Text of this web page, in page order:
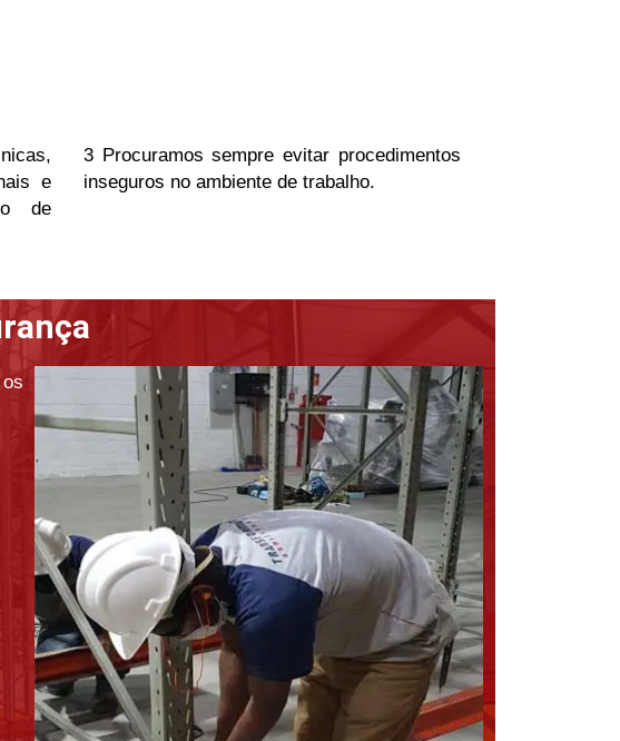
e
de
3 Procuramos sempre evitar procedimentos
inseguros no ambiente de trabalho.